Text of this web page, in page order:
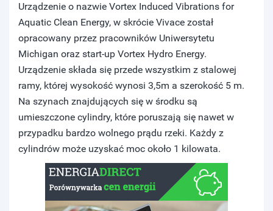
Urządzenie o nazwie Vortex Induced Vibrations for
Aquatic Clean Energy, w skrócie Vivace został
opracowany przez pracowników Uniwersytetu
Michigan oraz start-up Vortex Hydro Energy.
Urządzenie składa się przede wszystkim z stalowej
ramy, której wysokość wynosi 3,5m a szerokość 5 m.
Na szynach znajdujących się w środku są
umieszczone cylindry, które poruszają się nawet w
przypadku bardzo wolnego prądu rzeki. Każdy z
cylindrów może uzyskać moc około 1 kilowata.